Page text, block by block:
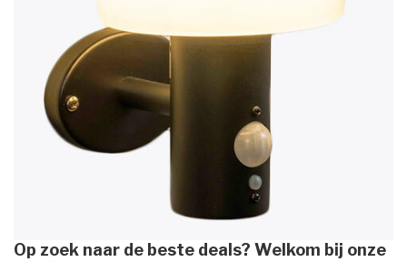
Op zoek naar de beste deals? Welkom bij onze